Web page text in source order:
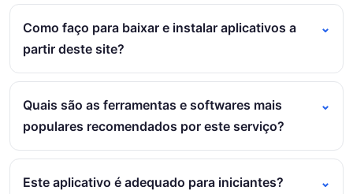
Como faço para baixar e instalar aplicativos a
partir deste site?
Quais são as ferramentas e softwares mais
populares recomendados por este serviço?
Este aplicativo é adequado para iniciantes?